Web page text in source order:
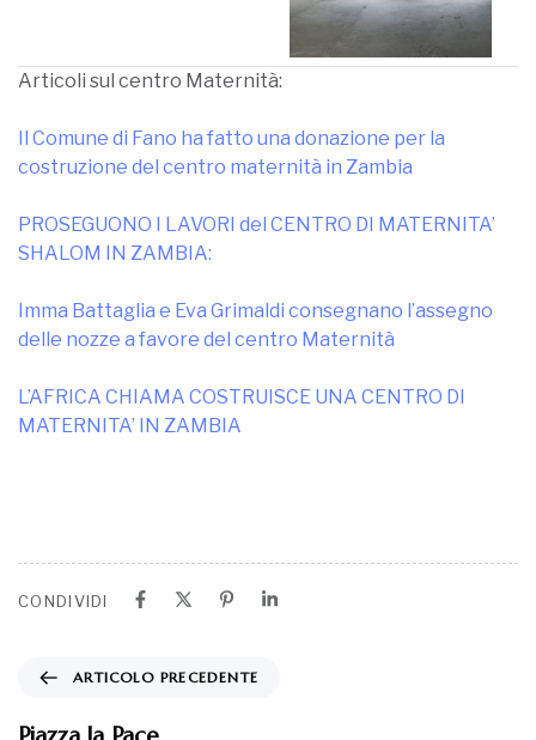
costruzione del centro maternità in Zambia
PROSEGUONO I LAVORI delCENTRO DI MATERNITA’
Imma Battaglia e Eva Grimaldi consegnano l’assegno
L’AFRICA CHIAMA COSTRUISCE UNA CENTRO DI
SERVIZIO DI DOPOSCUOLA “PRIMA I